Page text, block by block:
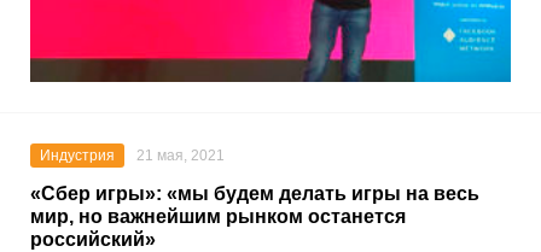
Индустрия 21 мая, 2021
«Сбер игры»: «мы будем делать игры на весь
мир, но важнейшим рынком останется
российский»